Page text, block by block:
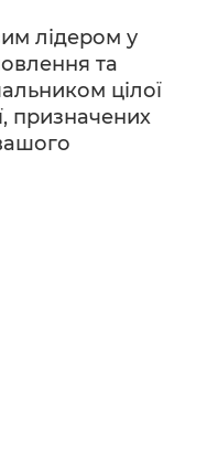
лідером у
та
цілої
призначених